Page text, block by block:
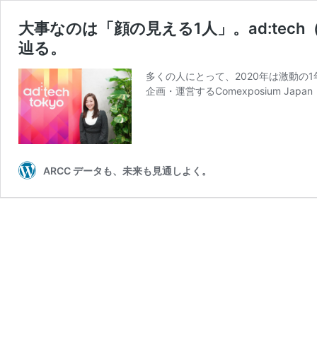
大事なのは「顔の見える1人」。ad:tech
辿る。
多くの人にとって、2020年は激動の
企画・運営するComexposium
ARCC データも、未来も見通しよく。